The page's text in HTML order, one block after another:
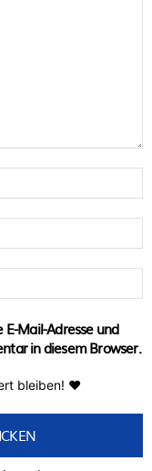
Mail-Adresse und
in diesem Browser.
bleiben! ♥